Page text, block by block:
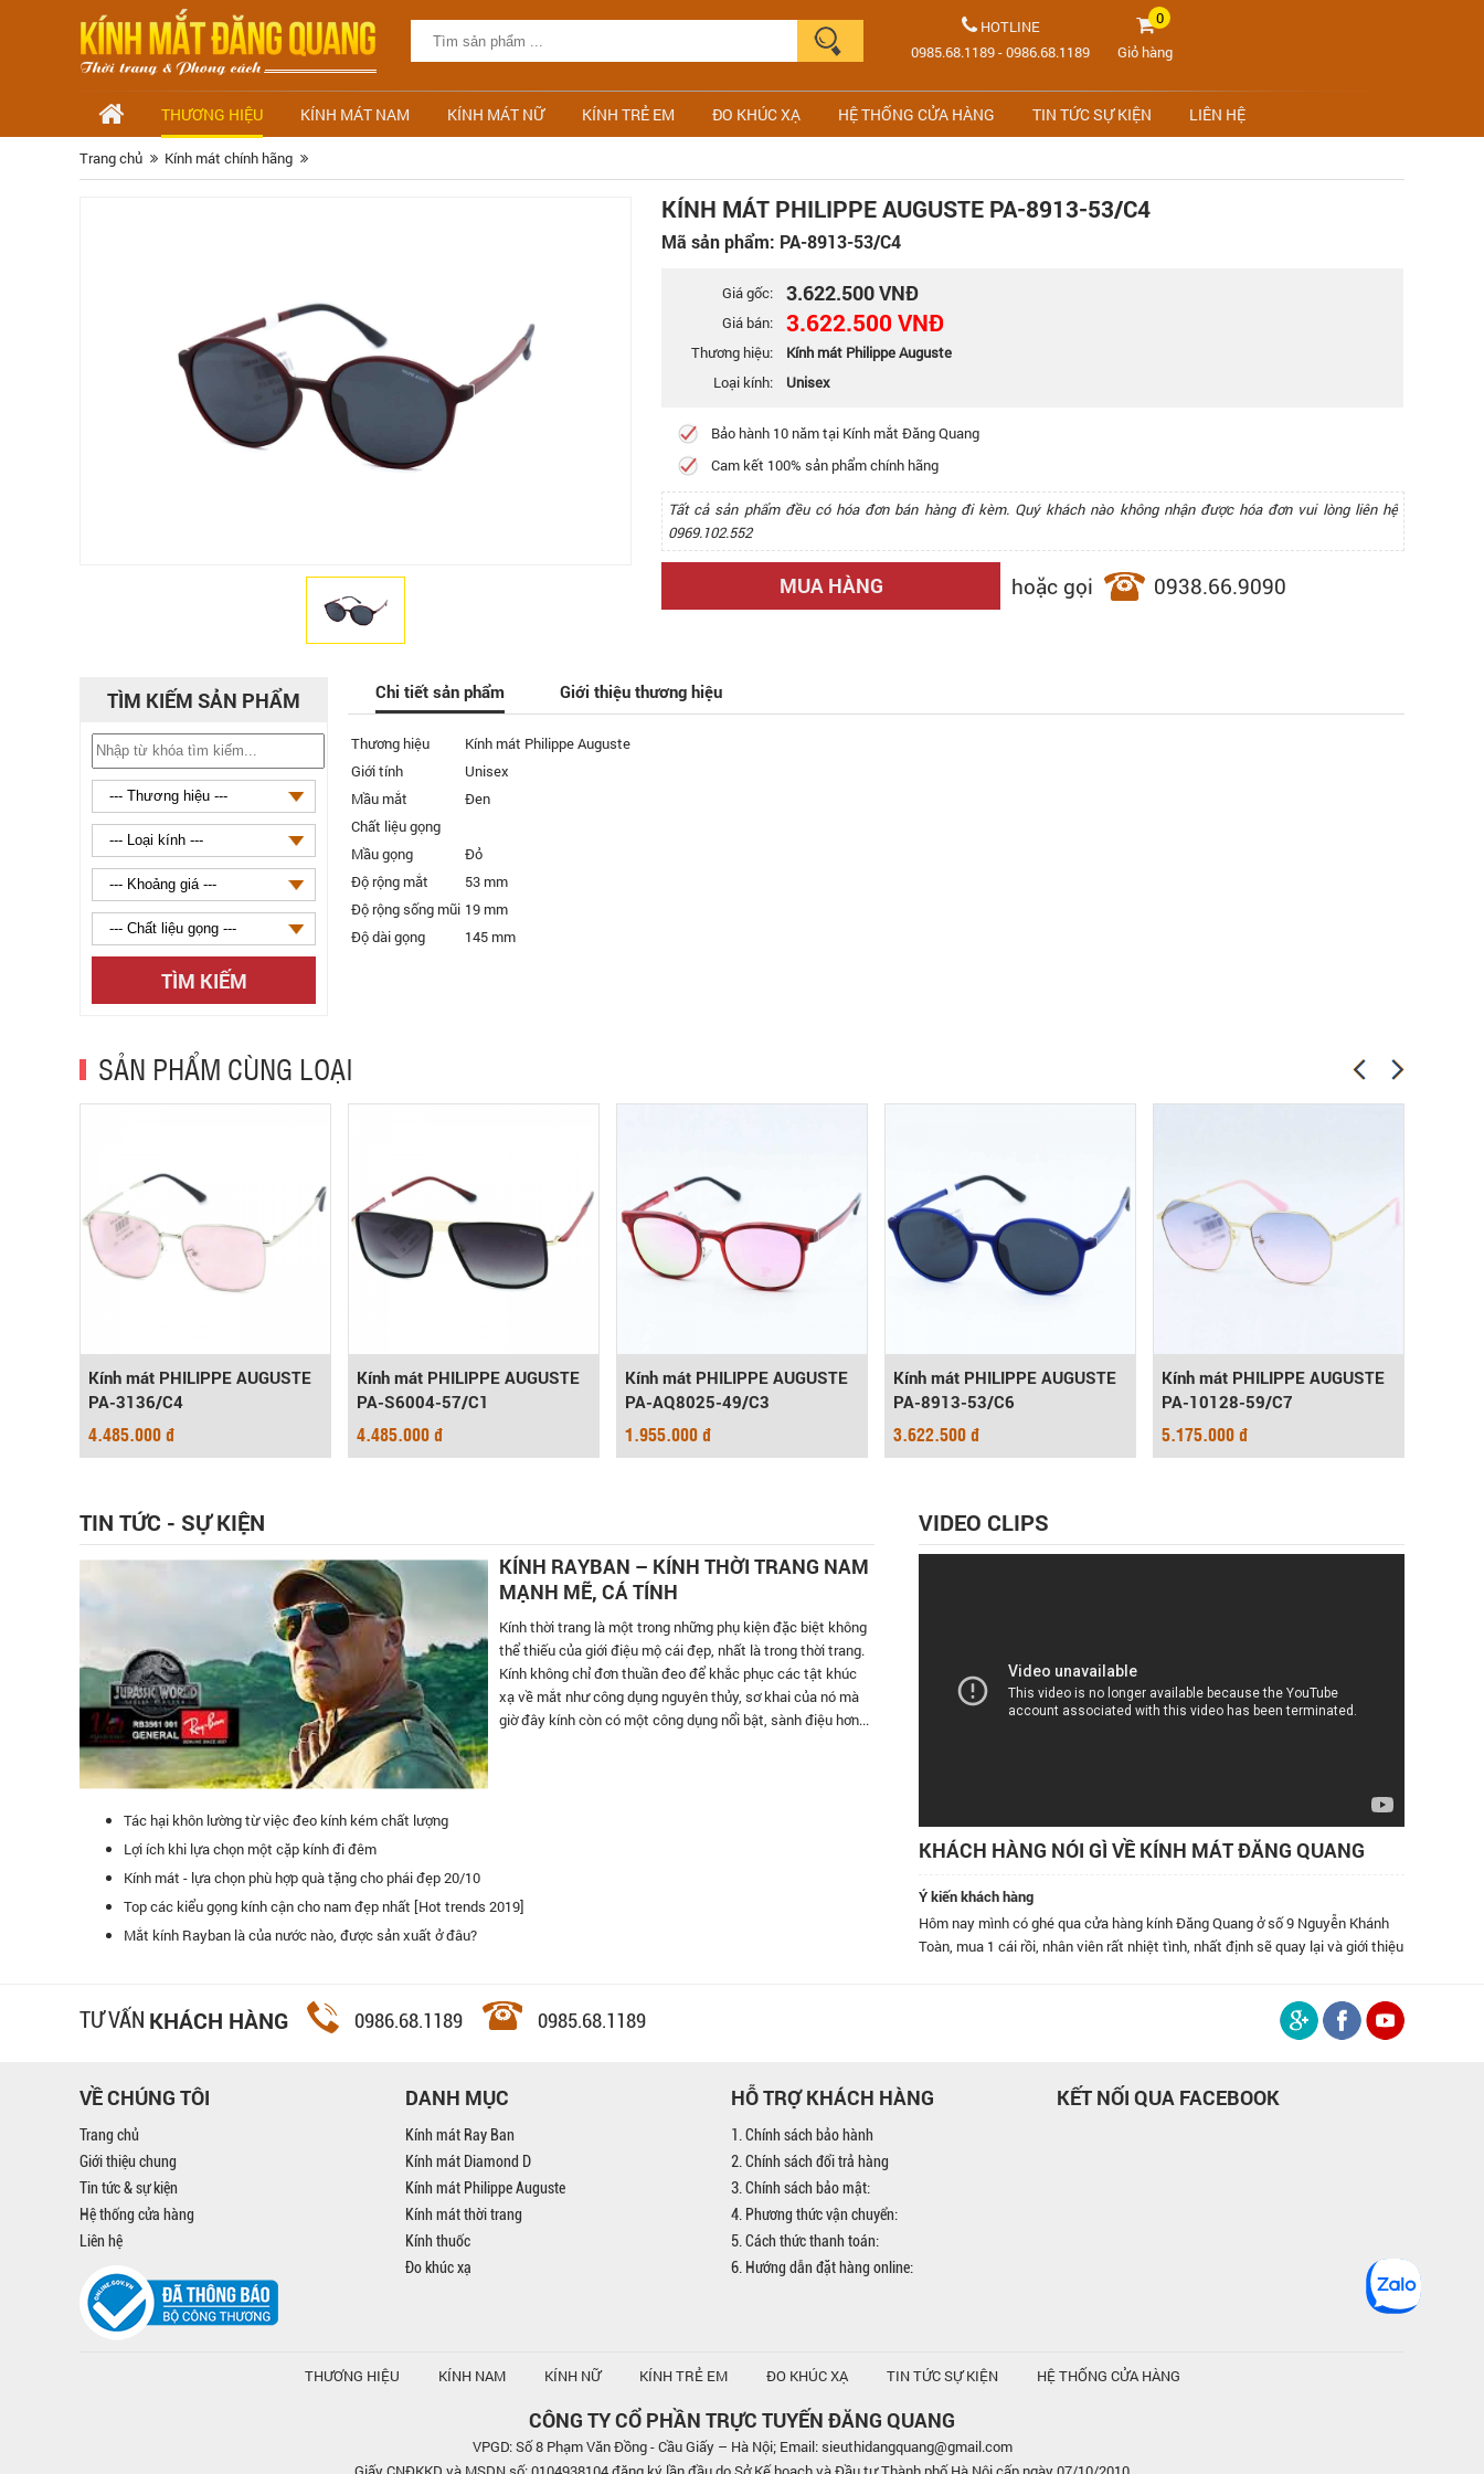
HOTLINE
0985.68.1189-0986.68.1189
0
Giỏ hàng
THƯƠNG HIỆU KÍNH MÁT NAM KÍNH MÁT NỮ KÍNH TRẺ EM ĐO KHÚC XẠ HỆ THỐNG CỬA HÀNG TIN TỨC SỰ KIỆN LIÊN HỆ
Trang chủ Kính mát chính hãng
KÍNH MÁT PHILIPPE AUGUSTE PA-8913-53/C4
Mã sản phẩm: PA-8913-53/C4
Giá gốc: 3.622.500 VNĐ
Giá bán: 3.622.500 VNĐ
Thương hiệu:
Kính mát Philippe Auguste
Loại kính:
Unisex
Bảo hành 10 năm tại Kính mắt Đăng Quang
Cam kết 100% sản phẩm chính hãng
Tất cả sản phẩm đều có hóa đơn bán hàng đi kèm. Quý khách nào không nhận được hóa đơn vui lòng liên hệ
0969.102.552
MUA HÀNG hoặc gọi 0938.66.9090
TÌM KIẾM SẢN PHẨM
TÌM KIẾM
Chi tiết sản phẩm Giới thiệu thương hiệu
Thương hiệu
Kính mát Philippe Auguste
Giới tính
Unisex
Mầu mắt
Đen
Chất liệu gọng
Mầu gọng
Đỏ
Độ rộng mắt
53 mm
Độ rộng sống mũi 19 mm
Độ dài gọng
145 mm
SẢN PHẨM CÙNG LOẠI
Kính mát PHILIPPE AUGUSTE
PA-3136/C4
4.485.000 đ
Kính mát PHILIPPE AUGUSTE
PA-S6004-57/C1
4.485.000 đ
Kính mát PHILIPPE AUGUSTE
PA-AQ8025-49/C3
1.955.000 đ
Kính mát PHILIPPE AUGUSTE
PA-8913-53/C6
3.622.500 đ
Kính mát PHILIPPE AUGUSTE
PA-10128-59/C7
5.175.000 đ
TIN TỨC - SỰ KIỆN
KÍNH RAYBAN – KÍNH THỜI TRANG NAM
MẠNH MẼ, CÁ TÍNH
Kính thời trang là một trong những phụ kiện đặc biệt không
thể thiếu của giới điệu mộ cái đẹp, nhất là trong thời trang.
Kính không chỉ đơn thuần đeo để khắc phục các tật khúc
xạ về mắt như công dụng nguyên thủy, sơ khai của nó mà
giờ đây kính còn có một công dụng nổi bật, sành điệu hơn...
Tác hại khôn lường từ việc đeo kính kém chất lượng
Lợi ích khi lựa chọn một cặp kính đi đêm
Kính mát - lựa chọn phù hợp quà tặng cho phái đẹp 20/10
Top các kiểu gọng kính cận cho nam đẹp nhất [Hot trends 2019]
Mắt kính Rayban là của nước nào, được sản xuất ở đâu?
VIDEO CLIPS
KHÁCH HÀNG NÓI GÌ VỀ KÍNH MÁT ĐĂNG QUANG
Ý kiến khách hàng
luôn là điểm đến yêu thích và hàng đầu của tôi.
tin tưởng vào kính mắt ở hệ thống.
Hôm nay mình có ghé qua cửa hàng kính Đăng Quang ở số 9 Nguyễn Khánh
Toàn, mua 1 cái rồi, nhân viên rất nhiệt tình, nhất định sẽ quay lại và giới thiệu
TƯ VẤN KHÁCH HÀNG 0986.68.1189 0985.68.1189
VỀ CHÚNG TÔI
Trang chủ
Giới thiệu chung
Tin tức & sự kiện
Hệ thống cửa hàng
Liên hệ
DANH MỤC
Kính mát Ray Ban
Kính mát Diamond D
Kính mát Philippe Auguste
Kính mát thời trang
Kính thuốc
Đo khúc xạ
HỖ TRỢ KHÁCH HÀNG
1. Chính sách bảo hành
2. Chính sách đổi trả hàng
3. Chính sách bảo mật:
4. Phương thức vận chuyển:
5. Cách thức thanh toán:
6. Hướng dẫn đặt hàng online:
KẾT NỐI QUA FACEBOOK
THƯƠNG HIỆU KÍNH NAM KÍNH NỮ KÍNH TRẺ EM ĐO KHÚC XẠ TIN TỨC SỰ KIỆN HỆ THỐNG CỬA HÀNG
CÔNG TY CỔ PHẦN TRỰC TUYẾN ĐĂNG QUANG
VPGD: Số 8 Phạm Văn Đồng - Cầu Giấy – Hà Nội; Email: sieuthidangquang@gmail.com